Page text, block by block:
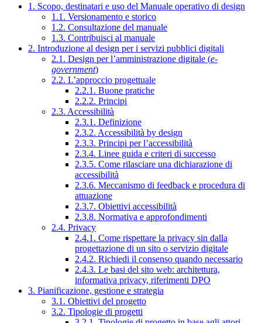
1. Scopo, destinatari e uso del Manuale operativo di design
1.1. Versionamento e storico
1.2. Consultazione del manuale
1.3. Contribuisci al manuale
2. Introduzione al design per i servizi pubblici digitali
2.1. Design per l’amministrazione digitale (e-
government)
2.2. L’approccio progettuale
2.2.1. Buone pratiche
2.2.2. Principi
2.3. Accessibilità
2.3.1. Definizione
2.3.2. Accessibilità by design
2.3.3. Principi per l’accessibilità
2.3.4. Linee guida e criteri di successo
2.3.5. Come rilasciare una dichiarazione di
accessibilità
2.3.6. Meccanismo di feedback e procedura di
attuazione
2.3.7. Obiettivi accessibilità
2.3.8. Normativa e approfondimenti
2.4. Privacy
2.4.1. Come rispettare la privacy sin dalla
progettazione di un sito o servizio digitale
2.4.2. Richiedi il consenso quando necessario
2.4.3. Le basi del sito web: architettura,
informativa privacy, riferimenti DPO
3. Pianificazione, gestione e strategia
3.1. Obiettivi del progetto
3.2. Tipologie di progetti